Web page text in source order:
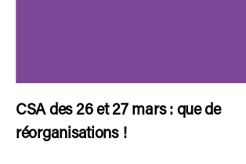
CSA des 26 et 27 mars : que de
réorganisations !